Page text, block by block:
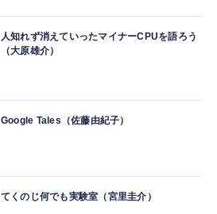
人知れず消えていったマイナーCPUを語ろう
（大原雄介）
Google Tales（佐藤由紀子）
てくのじ何でも実験室（宮里圭介）